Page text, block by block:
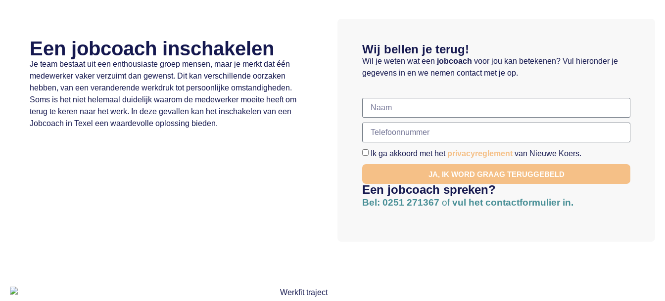
Een jobcoach inschakelen
Je team bestaat uit een enthousiaste groep mensen, maar je merkt dat één
medewerker vaker verzuimt dan gewenst. Dit kan verschillende oorzaken
hebben, van een veranderende werkdruk tot persoonlijke omstandigheden.
Soms is het niet helemaal duidelijk waarom de medewerker moeite heeft om
terug te keren naar het werk. In deze gevallen kan het inschakelen van een
Jobcoach in Texel een waardevolle oplossing bieden.
Wij bellen je terug!
Wil je weten wat een jobcoach voor jou kan betekenen? Vul hieronder je
gegevens in en we nemen contact met je op.
Ik ga akkoord met het privacyreglement van Nieuwe Koers.
JA, IK WORD GRAAG TERUGGEBELD
Een jobcoach spreken?
Bel: 0251 271367 ofvul het contactformulier in.